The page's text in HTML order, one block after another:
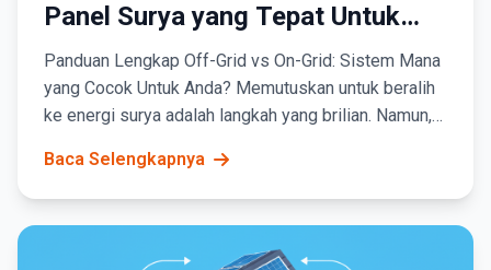
Panel Surya yang Tepat Untuk
Kebutuhanmu
Panduan Lengkap Off-Grid vs On-Grid: Sistem Mana
yang Cocok Untuk Anda? Memutuskan untuk beralih
ke energi surya adalah langkah yang brilian. Namun,
Baca Selengkapnya